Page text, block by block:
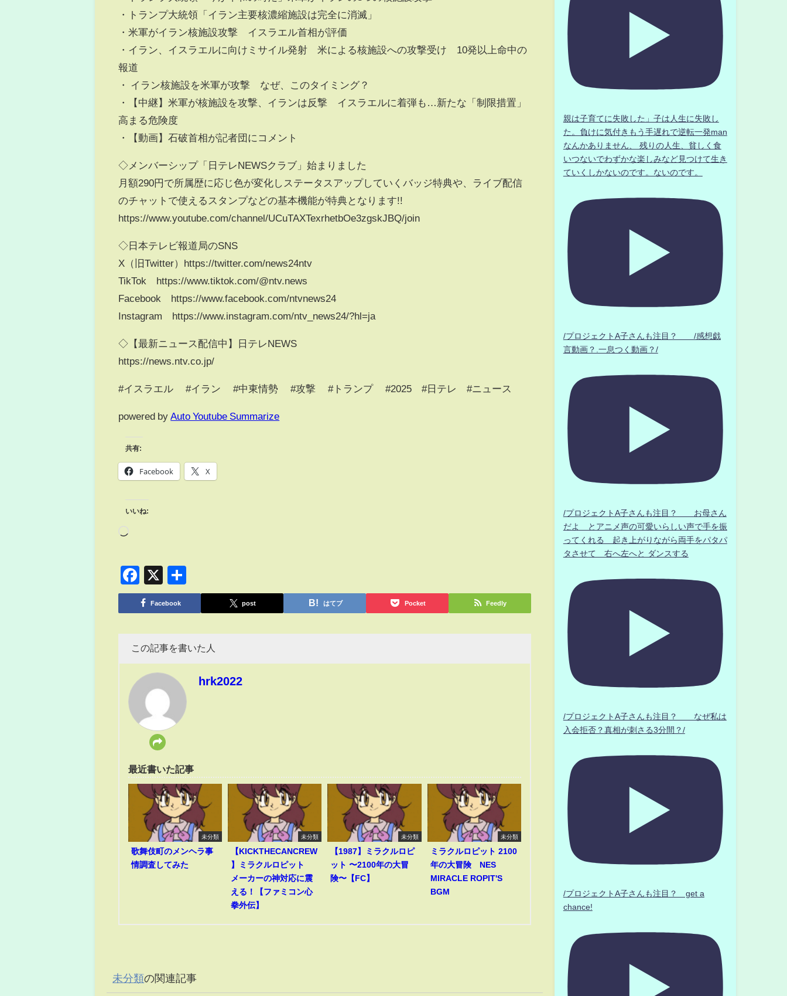
・トランプ大統領「イラン主要核濃縮施設は完全に消滅」
・米軍がイラン核施設攻撃 イスラエル首相が評価
・イラン、イスラエルに向けミサイル発射 米による核施設への攻撃受け 10発以上命中の
報道
・ イラン核施設を米軍が攻撃 なぜ、このタイミング？
・【中継】米軍が核施設を攻撃、イランは反撃 イスラエルに着弾も…新たな「制限措置」
高まる危険度
・【動画】石破首相が記者団にコメント
◇メンバーシップ「日テレNEWSクラブ」始まりました
月額290円で所属歴に応じ色が変化しステータスアップしていくバッジ特典や、ライブ配信
のチャットで使えるスタンプなどの基本機能が特典となります!!
https://www.youtube.com/channel/UCuTAXTexrhetbOe3zgskJBQ/join
◇日本テレビ報道局のSNS
X（旧Twitter）https://twitter.com/news24ntv
TikTok https://www.tiktok.com/@ntv.news
Facebook https://www.facebook.com/ntvnews24
Instagram https://www.instagram.com/ntv_news24/?hl=ja
◇【最新ニュース配信中】日テレNEWS
https://news.ntv.co.jp/
#イスラエル #イラン #中東情勢 #攻撃 #トランプ #2025 #日テレ​​ #ニュース​​
powered by Auto Youtube Summarize
共有:
Facebook X
いいね:
Facebook
X
有
Facebook post はてブ Pocket Feedly
この記事を書いた人
hrk2022
最近書いた記事
未分類
歌舞伎町のメンヘラ事
情調査してみた
未分類
【KICKTHECANCREW
】ミラクルロピット
メーカーの神対応に震
える！【ファミコン心
拳外伝】
未分類
【1987】ミラクルロピ
ット 〜2100年の大冒
険〜【FC】
未分類
ミラクルロピット 2100
年の大冒険 NES
MIRACLE ROPIT'S
BGM
未分類の関連記事
親は子育てに失敗した」子は人生に失敗し
た。負けに気付きもう手遅れで逆転一発man
なんかありません、 残りの人生、貧しく食
いつないでわずかな楽しみなど見つけて生き
ていくしかないのです。ないのです。
/プロジェクトA子さんも注目？ /感想戯
言動画？.一息つく動画？/
/プロジェクトA子さんも注目？ お母さん
だよ とアニメ声の可愛いらしい声で手を振
ってくれる 起き上がりながら両手をパタパ
タさせて 右へ左へと ダンスする
/プロジェクトA子さんも注目？ なぜ私は
入会拒否？真相が刺さる3分間？/
/プロジェクトA子さんも注目？ get a
chance!